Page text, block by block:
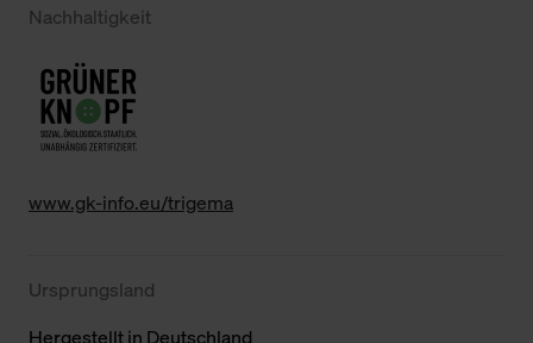
Nachhaltigkeit
www.gk-info.eu/trigema
Ursprungsland
Hergestellt in Deutschland